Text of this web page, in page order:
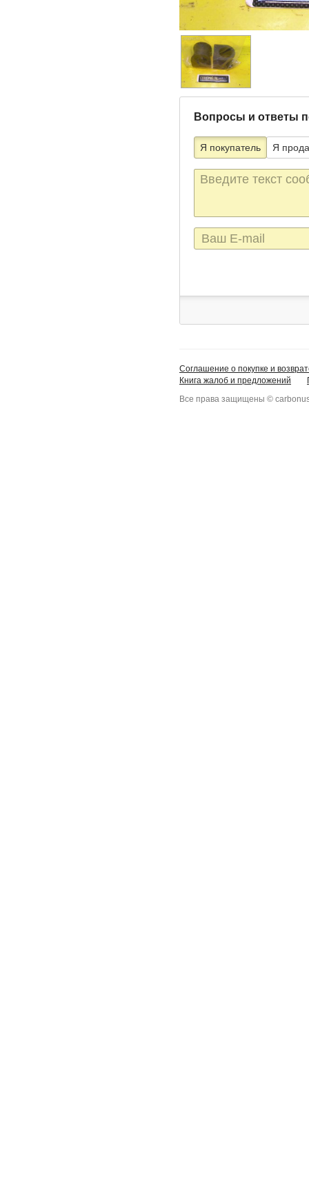
Вопросы и ответы
Я покупатель Я
Текст
сообщения
E-
mail
Соглашение о покупке и
Книга жалоб и предложений
Все права защищены ©